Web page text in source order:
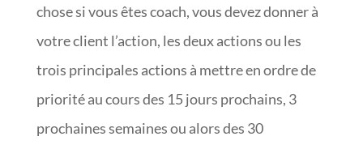
chose si vous êtes coach, vous devez donner à
votre client l’action, les deux actions ou les
trois principales actions à mettre en ordre de
priorité au cours des 15 jours prochains, 3
prochaines semaines ou alors des 30